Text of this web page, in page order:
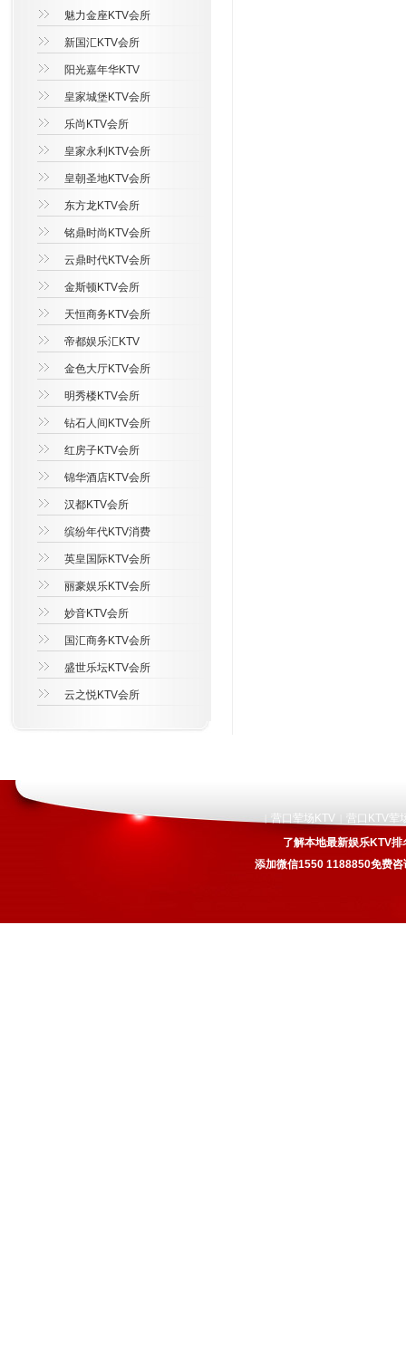
魅力金座KTV会所
新国汇KTV会所
阳光嘉年华KTV
皇家城堡KTV会所
乐尚KTV会所
皇家永利KTV会所
皇朝圣地KTV会所
东方龙KTV会所
铭鼎时尚KTV会所
云鼎时代KTV会所
金斯顿KTV会所
天恒商务KTV会所
帝都娱乐汇KTV
金色大厅KTV会所
明秀楼KTV会所
钻石人间KTV会所
红房子KTV会所
锦华酒店KTV会所
汉都KTV会所
缤纷年代KTV消费
英皇国际KTV会所
丽豪娱乐KTV会所
妙音KTV会所
国汇商务KTV会所
盛世乐坛KTV会所
云之悦KTV会所
营口荤场KTV
营口KTV荤
了解本地最新娱乐KTV
添加微信1550 1188850免费